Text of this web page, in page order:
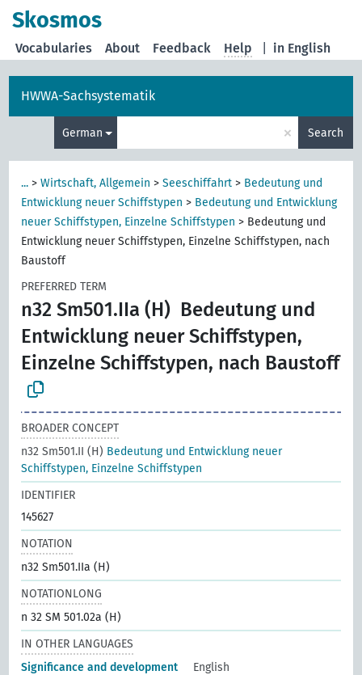
Skosmos
in English
Vocabularies About Feedback Help
HWWA-Sachsystematik
German × Search
... >Wirtschaft, Allgemein >Seeschiffahrt > Bedeutung und
Entwicklung neuer Schiffstypen > Bedeutung und Entwicklung
neuer Schiffstypen, Einzelne Schiffstypen > Bedeutung und
Entwicklung neuer Schiffstypen, Einzelne Schiffstypen, nach
Baustoff
PREFERRED TERM
n32 Sm501.IIa (H) Bedeutung und
Entwicklung neuer Schiffstypen,
Einzelne Schiffstypen, nach Baustoff
BROADER CONCEPT
n32 Sm501.II (H) Bedeutung und Entwicklung neuer
Schiffstypen, Einzelne Schiffstypen
IDENTIFIER
145627
NOTATION
n32 Sm501.IIa (H)
NOTATIONLONG
n 32 SM 501.02a (H)
IN OTHER LANGUAGES
Significance and development
English